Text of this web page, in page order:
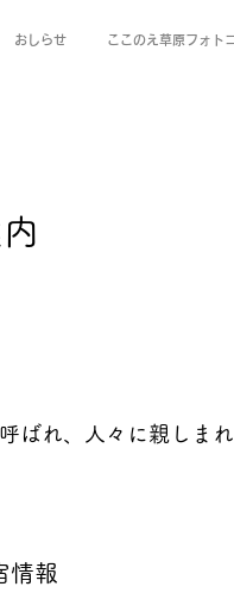
おしらせ ここのえ草原フォト
ばれ、人々に親しま
情報